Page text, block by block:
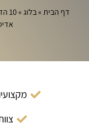
דף הבית»בלוג»